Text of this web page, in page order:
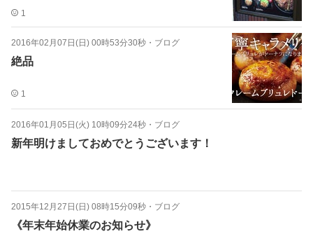
1
2016年02月07日(日) 00時53分30秒 ・ ブログ
絶品
1
2016年01月05日(火) 10時09分24秒 ・ ブログ
新年明けましておめでとうございます！
2015年12月27日(日) 08時15分09秒 ・ ブログ
《年末年始休業のお知らせ》